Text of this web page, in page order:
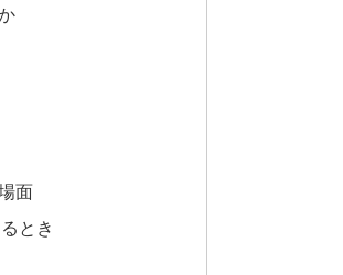
面
とき